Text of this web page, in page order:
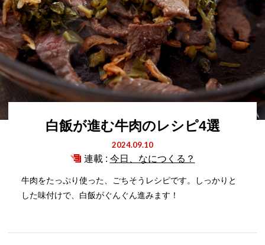
白飯が進む牛肉のレシピ4選
2024.09.10
連載 : 今日、なにつくる？
牛肉をたっぷり使った、ごちそうレシピです。しっかりと
した味付けで、白飯がぐんぐん進みます！